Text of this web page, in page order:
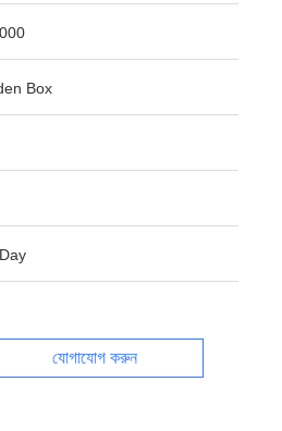
Box
যোগাযোগ করুন